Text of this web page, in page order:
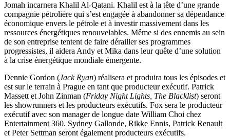
Jomah incarnera Khalil Al-Qatani. Khalil est à la tête d’une grande
compagnie pétrolière qui s’est engagée à abandonner sa dépendance
économique envers le pétrole et à investir massivement dans les
ressources énergétiques renouvelables. Même si des ennemis au sein
de son entreprise tentent de faire dérailler ses programmes
progressistes, il aidera Andy et Mika dans leur quête d’une solution
à la crise énergétique mondiale émergente.
Dennie Gordon (Jack Ryan) réalisera et produira tous les épisodes et
est sur le terrain à Prague en tant que producteur exécutif. Patrick
Massett et John Zinman (Friday Night Lights, The Blacklist) seront
les showrunners et les producteurs exécutifs. Fox sera le producteur
exécutif avec son manager de longue date William Choi chez
Entertainment 360. Sydney Gallonde, Rikke Ennis, Patrick Renault
et Peter Settman seront également producteurs exécutifs.